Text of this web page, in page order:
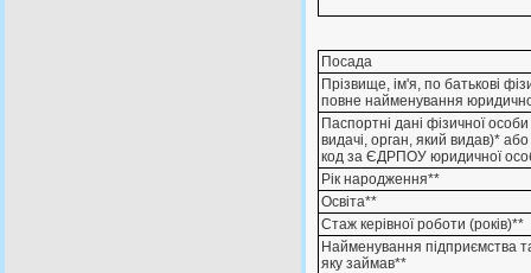
Посада
Прізвище, ім'я, по батькові
повне найменування
Паспортні дані фізичної
видачі, орган, який видав)*
код за ЄДРПОУ юридичної
Рік народження**
Освіта**
Стаж керівної роботи (років)**
Найменування підприємства
яку займав**